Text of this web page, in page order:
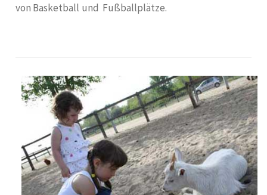
von Basketball und Fußballplätze.